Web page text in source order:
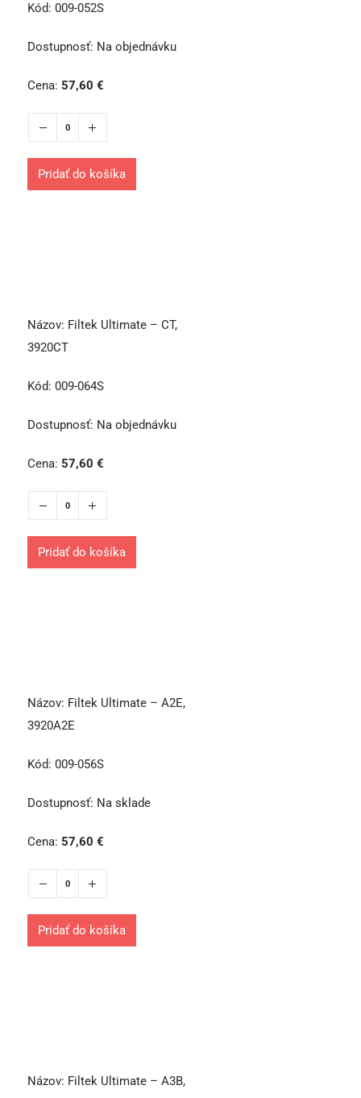
Kód: 009-052S
Dostupnosť: Na objednávku
Cena: 57,60 €
Pridať do košíka
Názov: Filtek Ultimate – CT,
3920CT
Kód: 009-064S
Dostupnosť: Na objednávku
Cena: 57,60 €
Pridať do košíka
Názov: Filtek Ultimate – A2E,
3920A2E
Kód: 009-056S
Dostupnosť: Na sklade
Cena: 57,60 €
Pridať do košíka
Názov: Filtek Ultimate – A3B,